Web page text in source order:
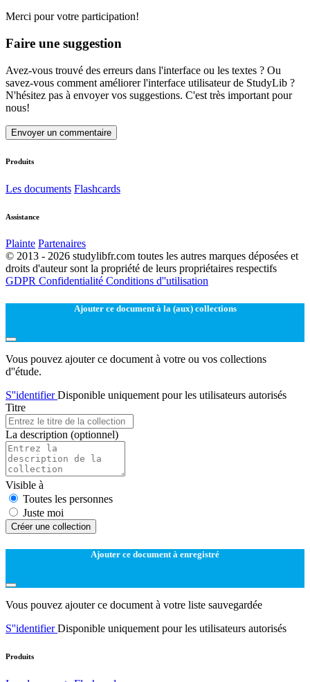
Merci pour votre participation!
Faire une suggestion
Avez-vous trouvé des erreurs dans l'interface ou les textes ? Ou
savez-vous comment améliorer l'interface utilisateur de StudyLib ?
N'hésitez pas à envoyer vos suggestions. C'est très important pour
nous!
Envoyer un commentaire
Produits
Les documents Flashcards
Assistance
Plainte Partenaires
© 2013 - 2026 studylibfr.com toutes les autres marques déposées et
droits d'auteur sont la propriété de leurs propriétaires respectifs
GDPR Confidentialité Conditions d''utilisation
Ajouter ce document à la (aux) collections
Vous pouvez ajouter ce document à votre ou vos collections
d''étude.
S''identifierDisponible uniquement pour les utilisateurs autorisés
Titre
La description (optionnel)
Visible à
Toutes les personnes
Juste moi
Créer une collection
Ajouter ce document à enregistré
Vous pouvez ajouter ce document à votre liste sauvegardée
S''identifierDisponible uniquement pour les utilisateurs autorisés
Produits